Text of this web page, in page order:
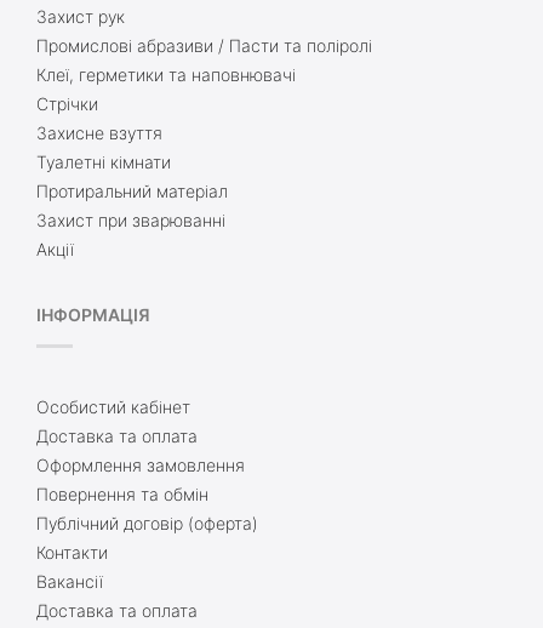
Захист рук
Промислові абразиви / Пасти та поліролі
Клеї, герметики та наповнювачі
Стрічки
Захисне взуття
Туалетні кімнати
Протиральний матеріал
Захист при зварюванні
Акції
ІНФОРМАЦІЯ
Особистий кабінет
Доставка та оплата
Оформлення замовлення
Повернення та обмін
Публічний договір (оферта)
Контакти
Вакансії
Доставка та оплата